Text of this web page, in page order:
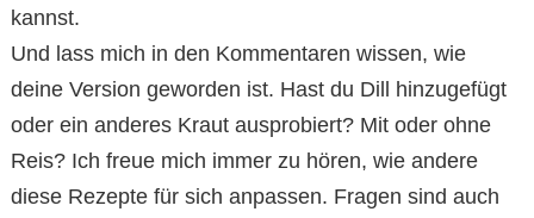
kannst.
Und lass mich in den Kommentaren wissen, wie
deine Version geworden ist. Hast du Dill hinzugefügt
oder ein anderes Kraut ausprobiert? Mit oder ohne
Reis? Ich freue mich immer zu hören, wie andere
diese Rezepte für sich anpassen. Fragen sind auch